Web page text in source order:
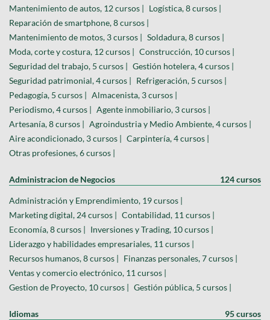
Mantenimiento de autos, 12 cursos | Logística, 8 cursos |
Reparación de smartphone, 8 cursos |
Mantenimiento de motos, 3 cursos | Soldadura, 8 cursos |
Moda, corte y costura, 12 cursos | Construcción, 10 cursos |
Seguridad del trabajo, 5 cursos | Gestión hotelera, 4 cursos |
Seguridad patrimonial, 4 cursos | Refrigeración, 5 cursos |
Pedagogía, 5 cursos | Almacenista, 3 cursos |
Periodismo, 4 cursos | Agente inmobiliario, 3 cursos |
Artesanía, 8 cursos | Agroindustria y Medio Ambiente, 4 cursos |
Aire acondicionado, 3 cursos | Carpintería, 4 cursos |
Otras profesiones, 6 cursos |
Administracion de Negocios 124 cursos
Administración y Emprendimiento, 19 cursos |
Marketing digital, 24 cursos | Contabilidad, 11 cursos |
Economía, 8 cursos | Inversiones y Trading, 10 cursos |
Liderazgo y habilidades empresariales, 11 cursos |
Recursos humanos, 8 cursos | Finanzas personales, 7 cursos |
Ventas y comercio electrónico, 11 cursos |
Gestion de Proyecto, 10 cursos | Gestión pública, 5 cursos |
Idiomas 95 cursos